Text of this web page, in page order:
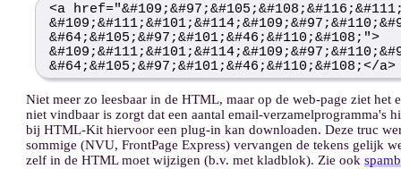
<a
&#64;&#105;&#97;&#101;&#46;&#110;&#108;">
&#64;&#105;&#97;&#101;&#46;&#110;&#108;</a>
Niet meer zo leesbaar in de HTML, maar op de web-page ziet
niet vindbaar is zorgt dat een aantal email-verzamelprogramma's
bij HTML-Kit hiervoor een plug-in kan downloaden. Deze truc
sommige (NVU, FrontPage Express) vervangen de tekens gelijk
zelf in de HTML moet wijzigen (b.v. met kladblok). Zie ook